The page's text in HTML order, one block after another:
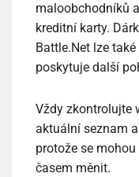
maloobchodníků
kreditní karty.
Battle.Net lze
poskytuje další
Vždy zkontrolujte
aktuální seznam
protože se
časem měnit.